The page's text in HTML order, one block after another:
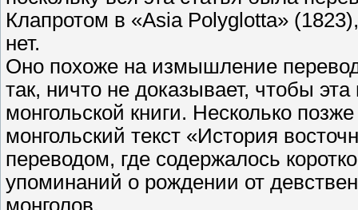
Клапротом в «Asia Polyglotta»
нет.
Оно похоже на измышление
так, ничто не доказывает, чтобы
монгольской книги. Несколько
монгольский текст «История
переводом, где содержалось
упоминаний о рождении от
монголов.